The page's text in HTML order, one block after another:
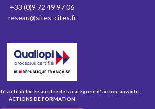
+33 (0)9 72 49 97 06
reseau@sites-cites.fr
a été délivrée au titre de la catégorie d'action suivante :
ACTIONS DE FORMATION